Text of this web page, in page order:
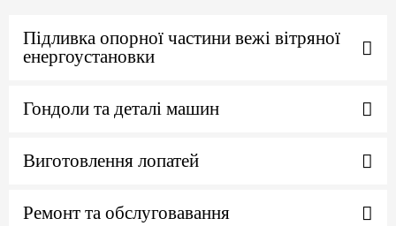
Підливка опорної частини вежі вітряної
енергоустановки
Гондоли та деталі машин
Виготовлення лопатей
Ремонт та обслуговавання